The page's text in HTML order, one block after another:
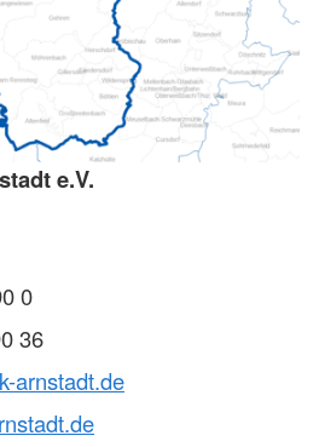
e.V.
0
36
arnstadt.de